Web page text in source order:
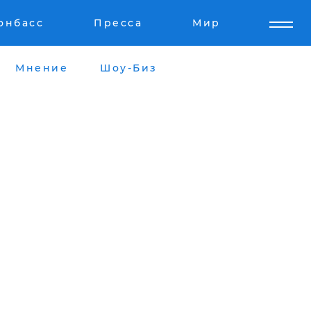
Пресса Мир
Мнение Шоу-Биз